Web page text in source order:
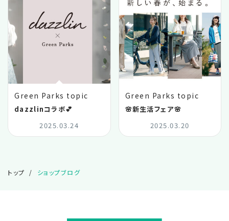
2025.07
2025.06
2025.05
2025.04
Green Parks topic
dazzlinコラボ💕
2025.03.24
Green Parks topic
🌸新生活フェア🌸
2025.03.20
トップ ショップブログ